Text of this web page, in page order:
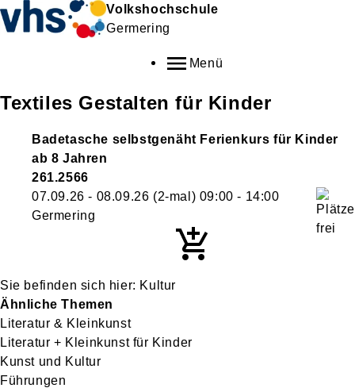
Volkshochschule
Germering
Menü
Textiles Gestalten für Kinder
Badetasche selbstgenäht Ferienkurs für Kinder
ab 8 Jahren
261.2566
07.09.26 - 08.09.26 (2-mal) 09:00 - 14:00
Germering
Kultur
Ähnliche Themen
Literatur & Kleinkunst
Literatur + Kleinkunst für Kinder
Kunst und Kultur
Führungen